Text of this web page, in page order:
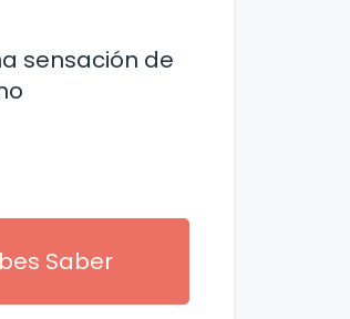
sensación de
Saber